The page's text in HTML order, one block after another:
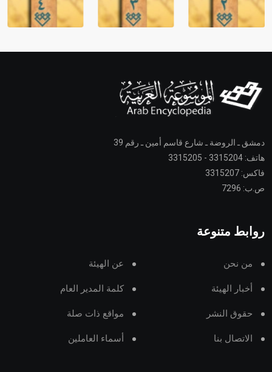
دمشق ـ الروضة ـ شارع قاسم أمين ـ رقم 39
هاتف: 3315204 - 3315205
فاكس: 3315207
ص.ب: 7296
روابط متنوعة
من نحن عن الهيئة
أخبار الهيئة كلمة المدير العام
حقوق النشر مواقع ذات صلة
الاتصال بنا أسماء العاملين